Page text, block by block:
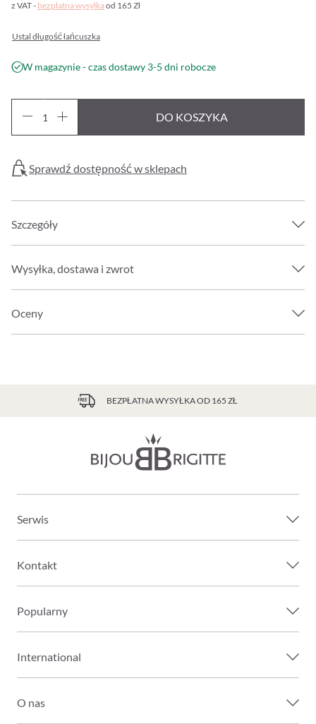
z VAT - bezpłatna wysyłkaod 165 Zł
Ustal długość łańcuszka
W magazynie - czas dostawy 3-5 dni robocze
DO KOSZYKA
Sprawdź dostępność w sklepach
Szczegóły
Wysyłka, dostawa i zwrot
Oceny
BEZPŁATNA WYSYŁKA OD 165 ZŁ
Serwis
Kontakt
Popularny
International
O nas